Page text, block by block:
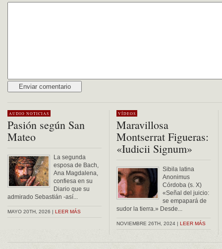
AUDIO NOTICIAS
Pasión según San
Mateo
La segunda
esposa de Bach,
Ana Magdalena,
confiesa en su
Diario que su
admirado Sebastián -así...
MAYO 20TH, 2026 | LEER MÁS
VÍDEOS
Maravillosa
Montserrat Figueras:
«Iudicii Signum»
Sibila latina
Anonimus
Córdoba (s. X)
«Señal del juicio:
se empapará de
sudor la tierra.» Desde...
NOVIEMBRE 26TH, 2024 | LEER MÁS